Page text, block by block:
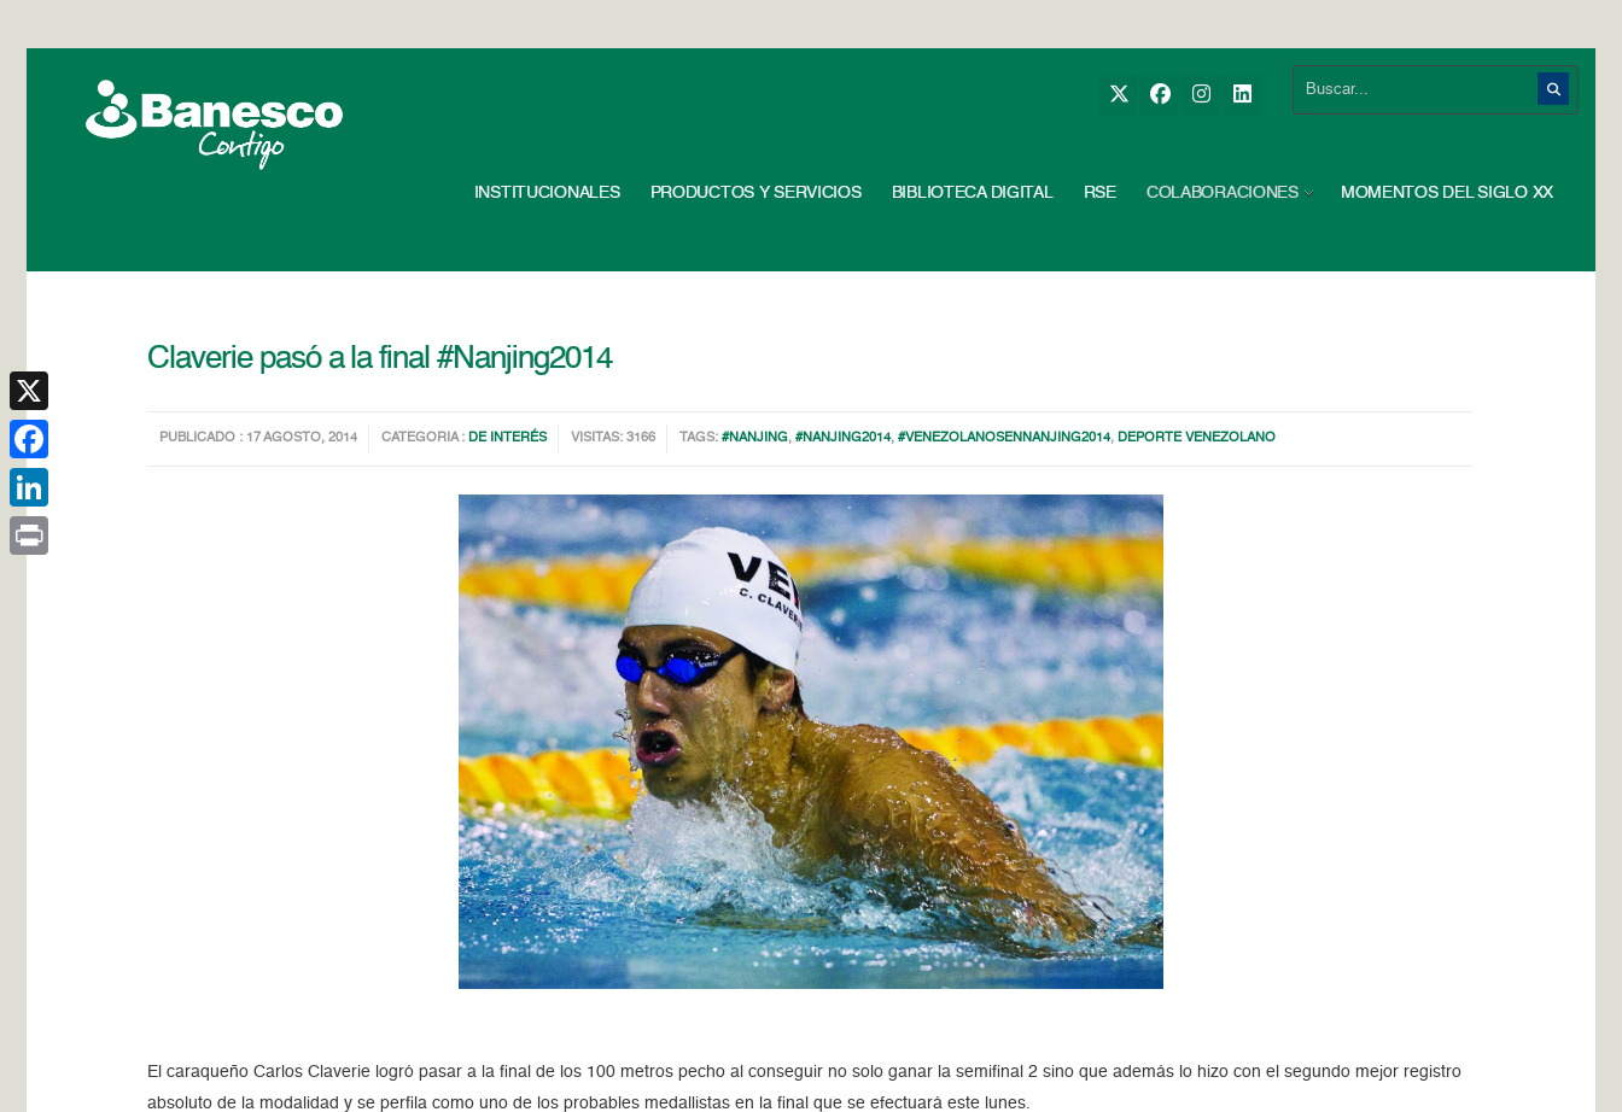
INSTITUCIONALES PRODUCTOS Y SERVICIOS BIBLIOTECA DIGITAL RSE COLABORACIONES MOMENTOS DEL SIGLO XX
Claverie pasó a la final #Nanjing2014
PUBLICADO : 17 AGOSTO, 2014 CATEGORIA : DE INTERÉS VISITAS: 3166 TAGS:#NANJING,#NANJING2014,#VENEZOLANOSENNANJING2014, DEPORTE VENEZOLANO
El caraqueño Carlos Claverie logró pasar a la final de los 100 metros pecho al conseguir no solo ganar la semifinal 2 sino que además lo hizo con el segundo mejor registro
absoluto de la modalidad y se perfila como uno de los probables medallistas en la final que se efectuará este lunes.
X
Facebook
LinkedIn